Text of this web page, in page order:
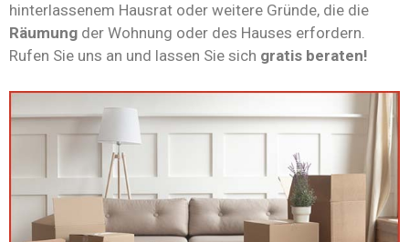
hinterlassenem Hausrat oder weitere Gründe, die die
Räumung der Wohnung oder des Hauses erfordern.
Rufen Sie uns an und lassen Sie sich gratis beraten!